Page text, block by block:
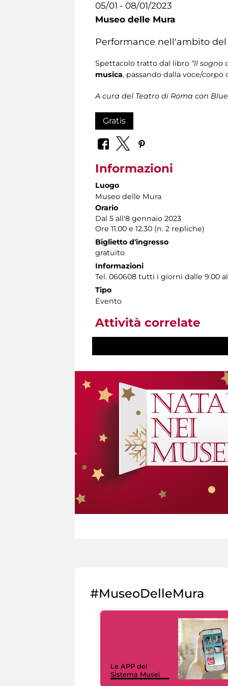
05/01 - 08/01/2023
Museo delle Mura
Performance nell'ambito
Spettacolo tratto dal libro “Il sogno
musica, passando dalla voce/
A cura del Teatro di Roma con
Gratis
Informazioni
Luogo
Museo delle Mura
Orario
Dal 5 all'8 gennaio 2023
Ore 11.00 e 12.30 (n. 2 repliche)
Biglietto d'ingresso
gratuito
Informazioni
Tel. 060608 tutti i giorni dalle 9.00
Tipo
Evento
Attività correlate
#MuseoDelleMura
Le APP del
Sistema Musei